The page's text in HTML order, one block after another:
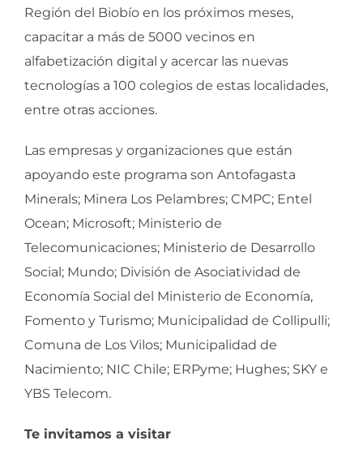
Región del Biobío en los próximos meses,
capacitar a más de 5000 vecinos en
alfabetización digital y acercar las nuevas
tecnologías a 100 colegios de estas localidades,
entre otras acciones.
Las empresas y organizaciones que están
apoyando este programa son Antofagasta
Minerals; Minera Los Pelambres; CMPC; Entel
Ocean; Microsoft; Ministerio de
Telecomunicaciones; Ministerio de Desarrollo
Social; Mundo; División de Asociatividad de
Economía Social del Ministerio de Economía,
Fomento y Turismo; Municipalidad de Collipulli;
Comuna de Los Vilos; Municipalidad de
Nacimiento; NIC Chile; ERPyme; Hughes; SKY e
YBS Telecom.
Te invitamos a visitar